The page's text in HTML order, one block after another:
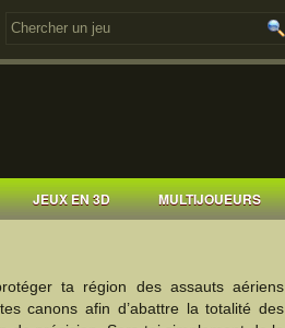
JEUX EN 3D MULTIJOUEURS
ta région des assauts aériens
canons afin d’abattre la totalité des